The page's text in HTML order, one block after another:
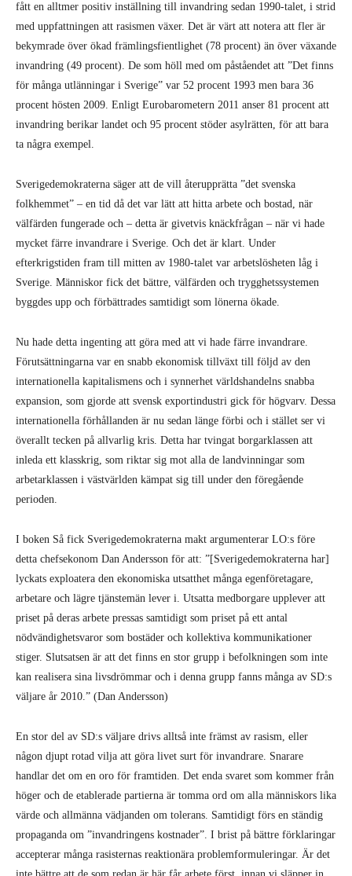
fått en alltmer positiv inställning till invandring sedan 1990-talet, i strid
med uppfattningen att rasismen växer. Det är värt att notera att fler är
bekymrade över ökad främlingsfientlighet (78 procent) än över växande
invandring (49 procent). De som höll med om påståendet att ”Det finns
för många utlänningar i Sverige” var 52 procent 1993 men bara 36
procent hösten 2009. Enligt Eurobarometern 2011 anser 81 procent att
invandring berikar landet och 95 procent stöder asylrätten, för att bara
ta några exempel.
Sverigedemokraterna säger att de vill återupprätta ”det svenska
folkhemmet” – en tid då det var lätt att hitta arbete och bostad, när
välfärden fungerade och – detta är givetvis knäckfrågan – när vi hade
mycket färre invandrare i Sverige. Och det är klart. Under
efterkrigstiden fram till mitten av 1980-talet var arbetslösheten låg i
Sverige. Människor fick det bättre, välfärden och trygghetssystemen
byggdes upp och förbättrades samtidigt som lönerna ökade.
Nu hade detta ingenting att göra med att vi hade färre invandrare.
Förutsättningarna var en snabb ekonomisk tillväxt till följd av den
internationella kapitalismens och i synnerhet världshandelns snabba
expansion, som gjorde att svensk exportindustri gick för högvarv. Dessa
internationella förhållanden är nu sedan länge förbi och i stället ser vi
överallt tecken på allvarlig kris. Detta har tvingat borgarklassen att
inleda ett klasskrig, som riktar sig mot alla de landvinningar som
arbetarklassen i västvärlden kämpat sig till under den föregående
perioden.
I boken Så fick Sverigedemokraterna makt argumenterar LO:s före
detta chefsekonom Dan Andersson för att: ”[Sverigedemokraterna har]
lyckats exploatera den ekonomiska utsatthet många egenföretagare,
arbetare och lägre tjänstemän lever i. Utsatta medborgare upplever att
priset på deras arbete pressas samtidigt som priset på ett antal
nödvändighetsvaror som bostäder och kollektiva kommunikationer
stiger. Slutsatsen är att det finns en stor grupp i befolkningen som inte
kan realisera sina livsdrömmar och i denna grupp fanns många av SD:s
väljare år 2010.” (Dan Andersson)
En stor del av SD:s väljare drivs alltså inte främst av rasism, eller
någon djupt rotad vilja att göra livet surt för invandrare. Snarare
handlar det om en oro för framtiden. Det enda svaret som kommer från
höger och de etablerade partierna är tomma ord om alla människors lika
värde och allmänna vädjanden om tolerans. Samtidigt förs en ständig
propaganda om ”invandringens kostnader”. I brist på bättre förklaringar
accepterar många rasisternas reaktionära problemformuleringar. Är det